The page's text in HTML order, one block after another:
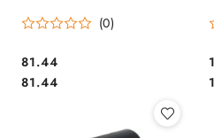
(0)
Cena:
81.44
Cena:
81.44